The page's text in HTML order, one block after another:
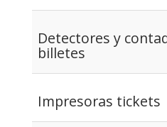
Detectores y
billetes
Impresoras tickets